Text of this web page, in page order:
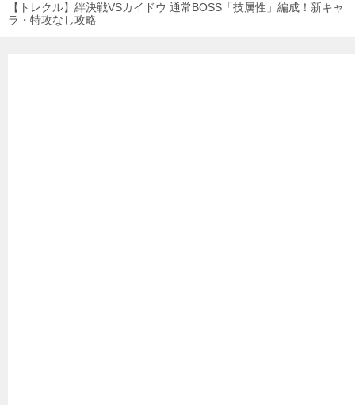
【トレクル】絆決戦VSカイドウ 通常BOSS「技属性」編成！新キャ
ラ・特攻なし攻略